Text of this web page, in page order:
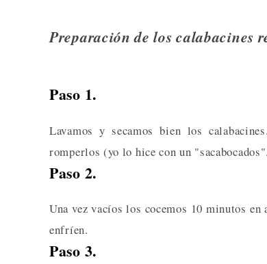
Preparación de los calabacines
Paso 1.
Lavamos y secamos bien los
romperlos (yo lo hice con un "sacabocados".
Paso 2.
Una vez vacíos los cocemos 10 minutos en
enfríen.
Paso 3.